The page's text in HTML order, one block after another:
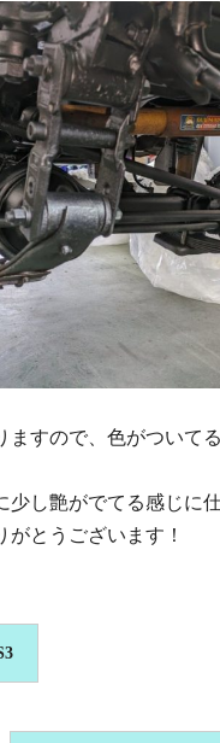
ますので、色がついて
少し艶がでてる感じに
がとうございます！